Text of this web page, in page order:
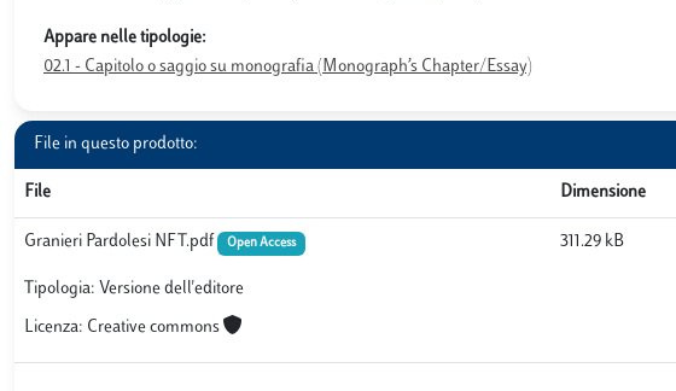
Appare nelle tipologie:
02.1 - Capitolo o saggio su monografia (Monograph’s Chapter/Essay)
File in questo prodotto:
File Dimensione
Granieri Pardolesi NFT.pdf Open Access
Tipologia: Versione dell'editore
Licenza: Creative commons
311.29 kB